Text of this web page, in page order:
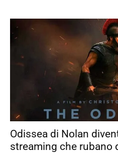
Odissea di Nolan
streaming che rubano